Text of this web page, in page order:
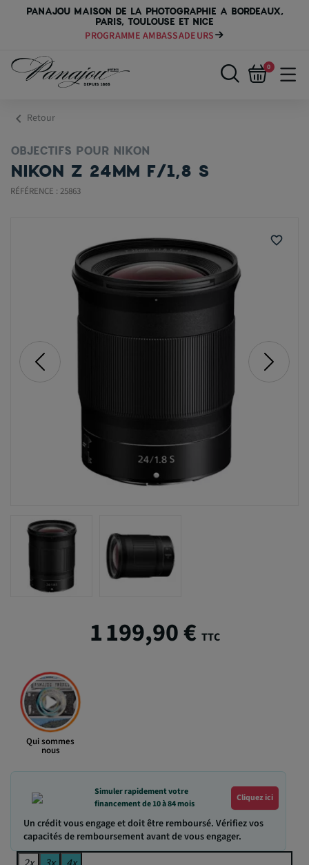
PANAJOU MAISON DE LA PHOTOGRAPHIE A BORDEAUX,
PARIS, TOULOUSE ET NICE
PROGRAMME AMBASSADEURS
0
chevron_left Retour
OBJECTIFS POUR NIKON
NIKON Z 24MM F/1,8 S
RÉFÉRENCE : 25863
favorite_border
1 199,90 € TTC
Qui sommes
nous
Simuler rapidement votre
financement de 10 à 84 mois
Cliquez ici
Un crédit vous engage et doit être remboursé. Vérifiez vos
capacités de remboursement avant de vous engager.